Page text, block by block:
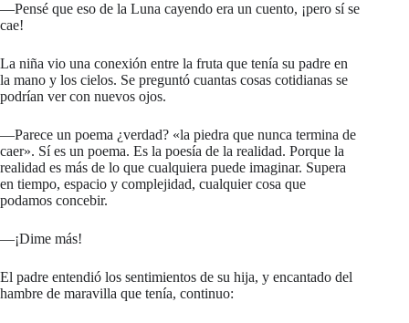
—Pensé que eso de la Luna cayendo era un cuento, ¡pero sí se
cae!
La niña vio una conexión entre la fruta que tenía su padre en
la mano y los cielos. Se preguntó cuantas cosas cotidianas se
podrían ver con nuevos ojos.
—Parece un poema ¿verdad? «la piedra que nunca termina de
caer». Sí es un poema. Es la poesía de la realidad. Porque la
realidad es más de lo que cualquiera puede imaginar. Supera
en tiempo, espacio y complejidad, cualquier cosa que
podamos concebir.
—¡Dime más!
El padre entendió los sentimientos de su hija, y encantado del
hambre de maravilla que tenía, continuo: